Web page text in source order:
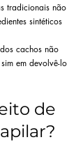
tradicionais não
sintéticos
cachos não
em devolvê-lo
de